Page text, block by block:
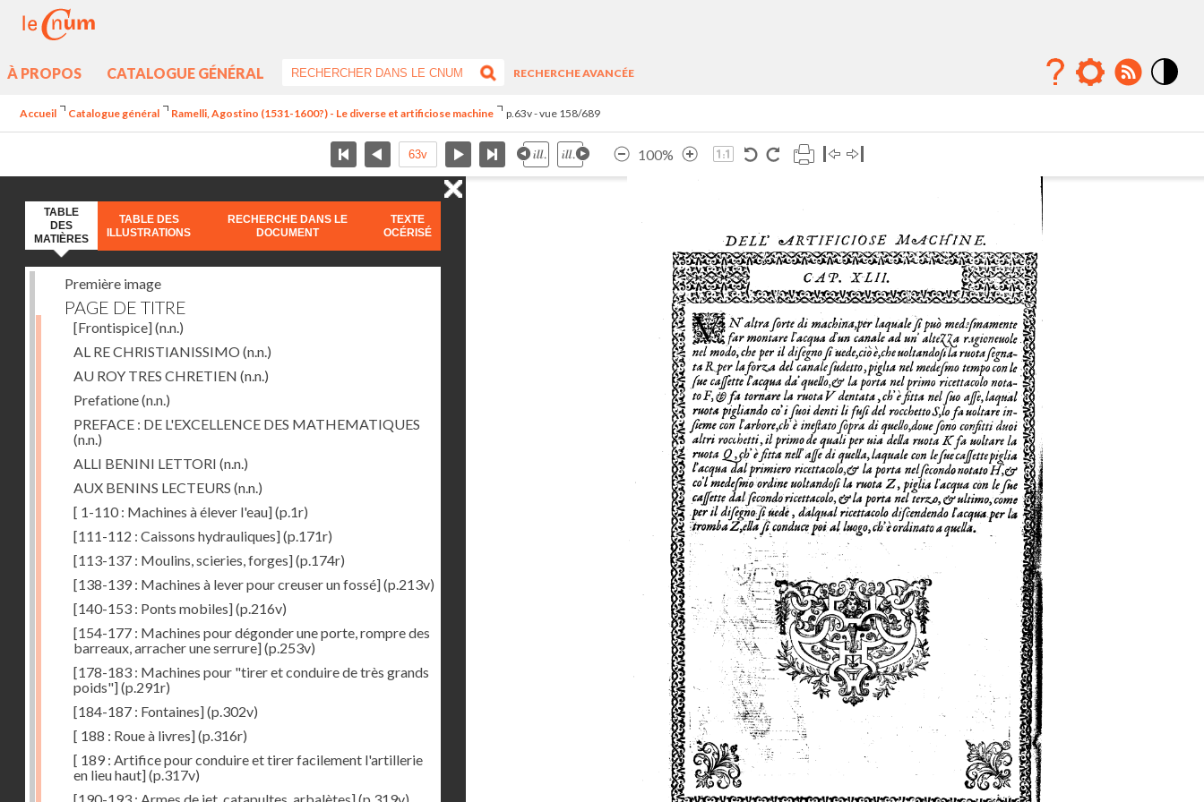
À PROPOS CATALOGUE GÉNÉRAL
RECHERCHE AVANCÉE
Accueil Catalogue général Ramelli, Agostino (1531-1600?) - Le diverse et artificiose machine p.63v - vue 158/689
100%
TABLE
DES
MATIÈRES
TABLE DES
ILLUSTRATIONS
RECHERCHE DANS LE
DOCUMENT
TEXTE
OCÉRISÉ
Première image
PAGE DE TITRE
[Frontispice](n.n.)
AL RE CHRISTIANISSIMO (n.n.)
AU ROY TRES CHRETIEN (n.n.)
Prefatione(n.n.)
PREFACE : DE L'EXCELLENCE DES MATHEMATIQUES
(n.n.)
ALLI BENINI LETTORI (n.n.)
AUX BENINS LECTEURS (n.n.)
[ 1-110 : Machines à élever l'eau](p.1r)
[111-112 : Caissons hydrauliques](p.171r)
[113-137 : Moulins, scieries, forges](p.174r)
[138-139 : Machines à lever pour creuser un fossé](p.213v)
[140-153 : Ponts mobiles](p.216v)
[154-177 : Machines pour dégonder une porte, rompre des
barreaux, arracher une serrure](p.253v)
[178-183 : Machines pour "tirer et conduire de très grands
poids"](p.291r)
[184-187 : Fontaines](p.302v)
[ 188 : Roue à livres](p.316r)
[ 189 : Artifice pour conduire et tirer facilement l'artillerie
en lieu haut](p.317v)